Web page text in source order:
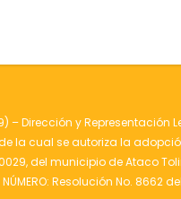
– Dirección y Representación
de la cual se autoriza la
del municipio de Ataco
Resolución No. 8662